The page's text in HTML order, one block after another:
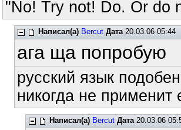
"No! Try not! Do. Or do
Написал(а) Bercut Дата20.03.06 05:44
ага ща попробую
русский язык
никогда не применит
Написал(а) Bercut Дата20.03.06